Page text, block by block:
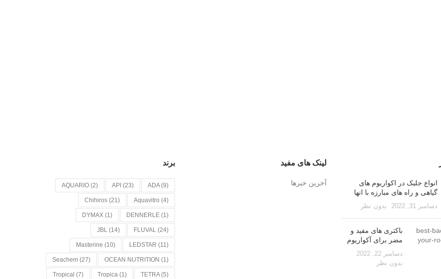
انواع جلبک در اکواریوم های
گیاهی و راه های مبارزه با انها
دسامبر 31, 2022 بدون نظر
باکتری های مفید و
مضر برای آکواریوم
دسامبر 22, 2022
بدون نظر
لینک های مفید
آخرین خبرها
برند
ADA(9)
API (23)
AQUARIO(2)
Aquavitro (4)
Chihiros(21)
DENNERLE(1)
DYMAX(1)
FLUVAL(24)
JBL(14)
LEDSTAR (11)
Masterine (10)
OCEAN NUTRITION (1)
Seachem(27)
TETRA(5)
Tropica(1)
Tropical (7)